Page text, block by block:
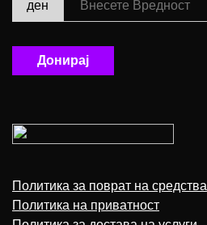
ден
Донирај
Политика за поврат на средства
Политика на приватност